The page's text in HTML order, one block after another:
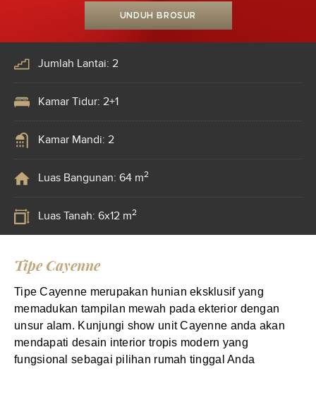
UNDUH BROSUR
Jumlah Lantai: 2
Kamar Tidur: 2+1
Kamar Mandi: 2
Luas Bangunan: 64 m2
Luas Tanah: 6x12 m2
Tipe Cayenne
Tipe Cayenne merupakan hunian eksklusif yang
memadukan tampilan mewah pada ekterior dengan
unsur alam. Kunjungi show unit Cayenne anda akan
mendapati desain interior tropis modern yang
fungsional sebagai pilihan rumah tinggal Anda